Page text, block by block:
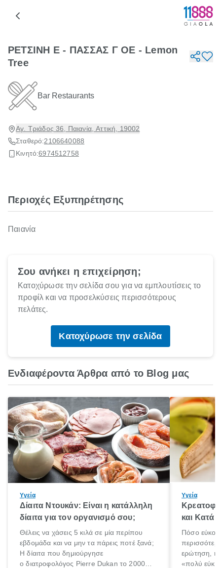
ΡΕΤΣΙΝΗ Ε - ΠΑΣΣΑΣ Γ ΟΕ - Lemon
Tree
Bar Restaurants
Αγ. Τριάδος 36, Παιανία, Αττική, 19002
Σταθερό:2106640088
Κινητό:6974512758
Περιοχές Εξυπηρέτησης
Παιανία
Σου ανήκει η επιχείρηση;
Κατοχύρωσε την σελίδα σου για να εμπλουτίσεις το
προφίλ και να προσελκύσεις περισσότερους
πελάτες.
Κατοχύρωσε την σελίδα
Ενδιαφέροντα Άρθρα από το Blog μας
Υγεία
Δίαιτα Ντουκάν: Είναι η κατάλληλη
δίαιτα για τον οργανισμό σου;
Θέλεις να χάσεις 5 κιλά σε μία περίπου
εβδομάδα και να μην τα πάρεις ποτέ ξανά;
Η δίαιτα που δημιούργησε
ο διατροφολόγος Pierre Dukan το 2000
Υγεία
και Κατά
Πόσο
ερώτηση, η
«πολύ